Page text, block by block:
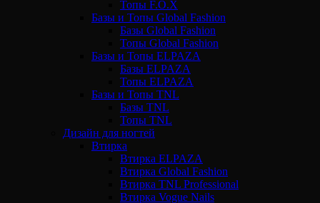
Топы F.O.X
Базы и Топы Global Fashion
Базы Global Fashion
Топы Global Fashion
Базы и Топы ELPAZA
Базы ELPAZA
Топы ELPAZA
Базы и Топы TNL
Базы TNL
Топы TNL
Дизайн для ногтей
Втирка
Втирка ELPAZA
Втирка Global Fashion
Втирка TNL Professional
Втирка Vogue Nails